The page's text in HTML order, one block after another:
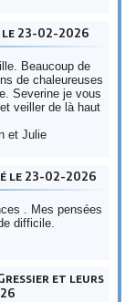
23-02-2026
Beaucoup de
de chaleureuses
Severine je vous
veiller de là haut
et Julie
le 23-02-2026
. Mes pensées
difficile.
et leurs